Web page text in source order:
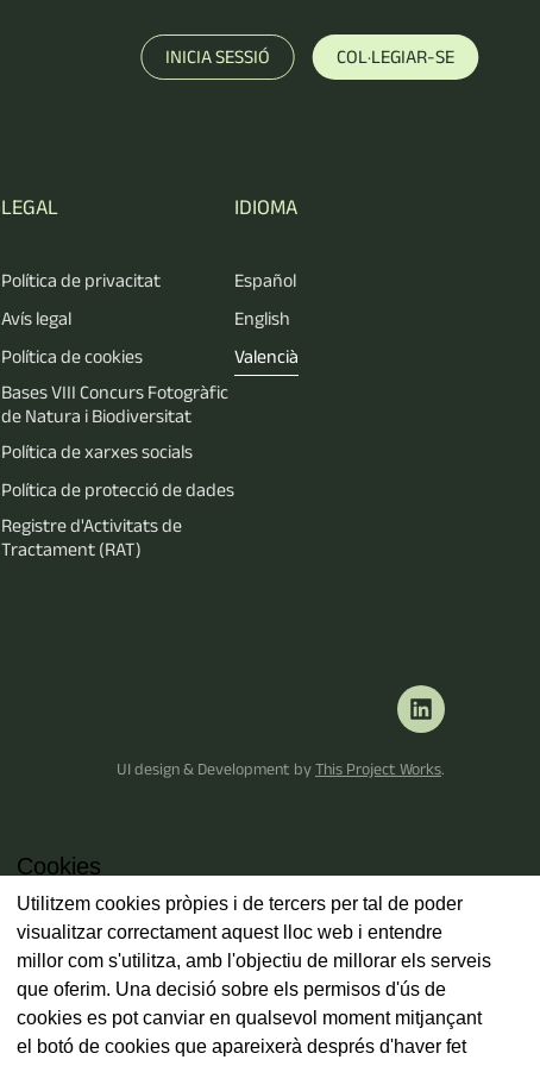
INICIA SESSIÓ COL·LEGIAR-SE
LEGAL
Política de privacitat
Avís legal
Política de cookies
Bases VIII Concurs Fotogràfic
de Natura i Biodiversitat
Política de xarxes socials
Política de protecció de dades
Registre d'Activitats de
Tractament (RAT)
IDIOMA
Español
English
Valencià
UI design & Development byThis Project Works.
Cookies
Utilitzem cookies pròpies i de tercers per tal de poder
visualitzar correctament aquest lloc web i entendre
millor com s'utilitza, amb l'objectiu de millorar els serveis
que oferim. Una decisió sobre els permisos d'ús de
cookies es pot canviar en qualsevol moment mitjançant
el botó de cookies que apareixerà després d'haver fet